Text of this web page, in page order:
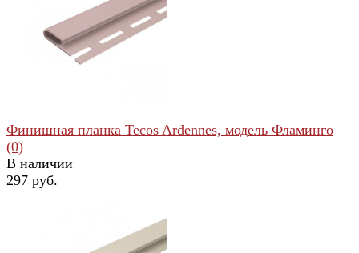
избранное сравнить
Финишная планка Tecos Ardennes, модель Фламинго
(0)
В наличии
297 руб.